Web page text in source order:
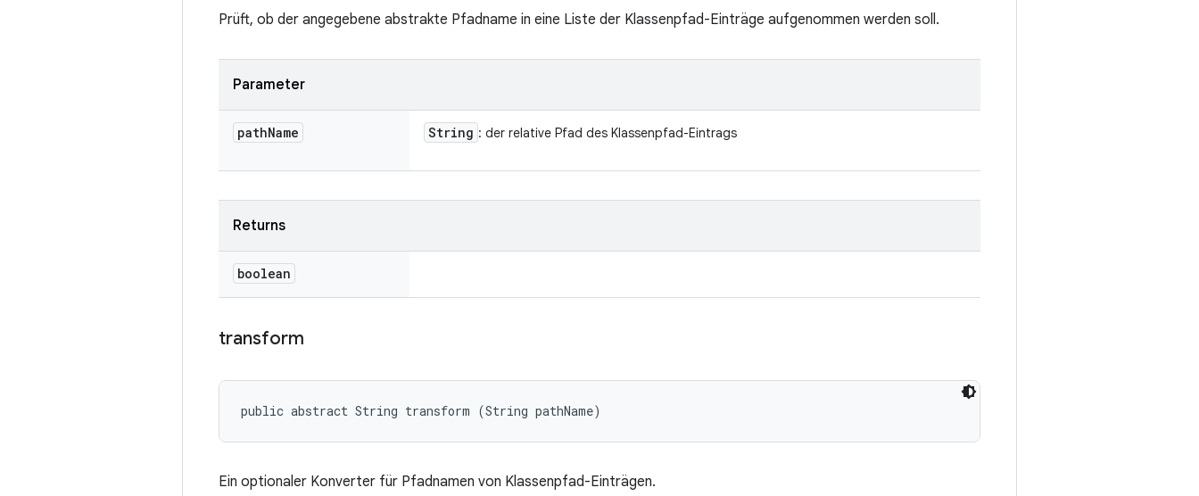
Prüft, ob der angegebene abstrakte Pfadname in eine Liste der Klassenpfad-Einträge aufgenommen werden soll.
Parameter
pathName String : der relative Pfad des Klassenpfad-Eintrags
Returns
boolean
transform
public abstract String transform (String pathName)
Ein optionaler Konverter für Pfadnamen von Klassenpfad-Einträgen.